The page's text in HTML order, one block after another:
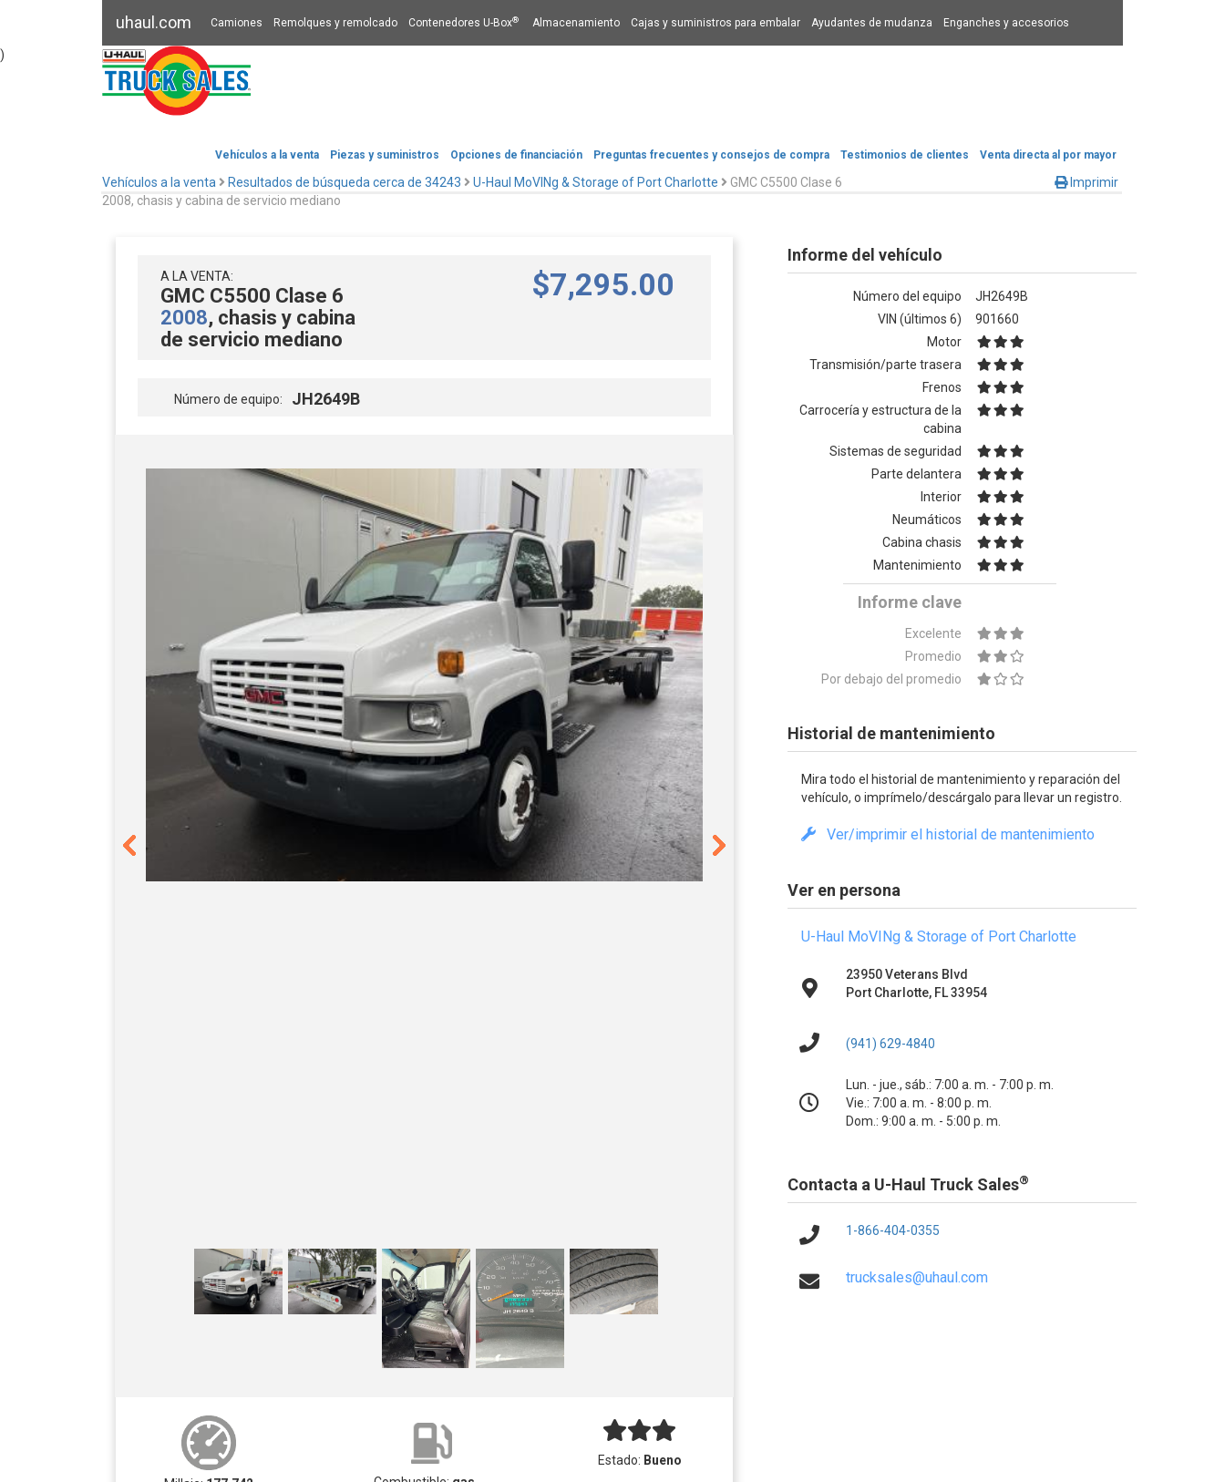
uhaul.com Camiones Remolques y remolcado Contenedores U-Box® Almacenamiento Cajas y suministros para embalar Ayudantes de mudanza Enganches y accesorios
Vehículos a la venta Piezas y suministros Opciones de financiación​​​​​​​ Preguntas frecuentes y consejos de compra Testimonios de clientes Venta directa al por mayor
)
Vehículos a la venta Resultados de búsqueda cerca de 34243 U-Haul MoVINg & Storage of Port Charlotte
GMC C5500 Clase 6
2008, chasis y cabina de servicio mediano
Imprimir
A LA VENTA:
GMC C5500 Clase 6
2008, chasis y cabina
de servicio mediano
$7,295.00
Número de equipo: JH2649B
Estado: Bueno
Informe del vehículo
Número del equipo
JH2649B
VIN (últimos 6)
901660
Motor
Transmisión/parte trasera
Frenos
Carrocería y estructura de la
cabina
Sistemas de seguridad
Parte delantera
Interior
Neumáticos
Cabina chasis
Mantenimiento
Informe clave
Excelente
Promedio
Por debajo del promedio
Historial de mantenimiento
Mira todo el historial de mantenimiento y reparación del
vehículo, o imprímelo/descárgalo para llevar un registro.
Ver/imprimir el historial de mantenimiento
Ver en persona
U-Haul MoVINg & Storage of Port Charlotte
23950 Veterans Blvd
Port Charlotte, FL 33954
(941) 629-4840
Lun. - jue., sáb.: 7:00 a. m. - 7:00 p. m.
Vie.: 7:00 a. m. - 8:00 p. m.
Dom.: 9:00 a. m. - 5:00 p. m.
Contacta a U-Haul Truck Sales®
1-866-404-0355
trucksales@uhaul.com